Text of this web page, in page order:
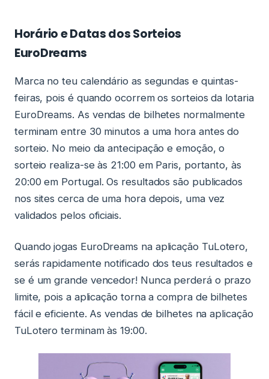
Horário e Datas dos Sorteios
EuroDreams
Marca no teu calendário as segundas e quintas-
feiras, pois é quando ocorrem os sorteios da lotaria
EuroDreams. As vendas de bilhetes normalmente
terminam entre 30 minutos a uma hora antes do
sorteio. No meio da antecipação e emoção, o
sorteio realiza-se às 21:00 em Paris, portanto, às
20:00 em Portugal. Os resultados são publicados
nos sites cerca de uma hora depois, uma vez
validados pelos oficiais.
Quando jogas EuroDreams na aplicação TuLotero,
serás rapidamente notificado dos teus resultados e
se é um grande vencedor! Nunca perderá o prazo
limite, pois a aplicação torna a compra de bilhetes
fácil e eficiente. As vendas de bilhetes na aplicação
TuLotero terminam às 19:00.